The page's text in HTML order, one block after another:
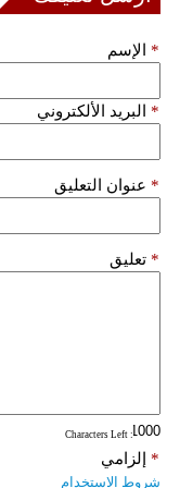
الإسم *
البريد الألكتروني *
عنوان التعليق *
تعليق *
: Characters Left
إلزامي *
شروط الاستخدام